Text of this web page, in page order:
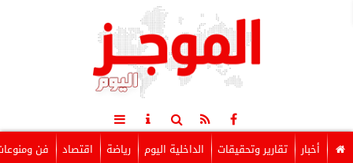
أخبار تقارير وتحقيقات الداخلية اليوم رياضة اقتصاد فن